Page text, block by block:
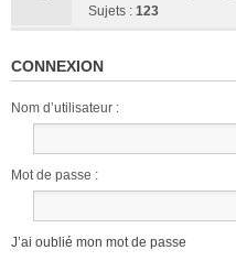
Sujets : 123
CONNEXION
Nom d’utilisateur :
Mot de passe :
J’ai oublié mon mot de passe